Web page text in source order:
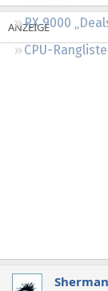
RX 9000
CPU-Rangliste